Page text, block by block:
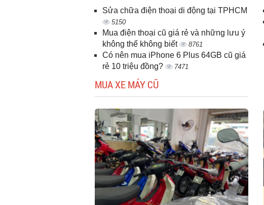
Sửa chữa điện thoại di động tại TPHCM
5150
Mua điện thoại cũ giá rẻ và những lưu ý
không thể không biết
8761
Có nên mua iPhone 6 Plus 64GB cũ giá
rẻ 10 triệu đồng?
7471
MUA XE MÁY CŨ